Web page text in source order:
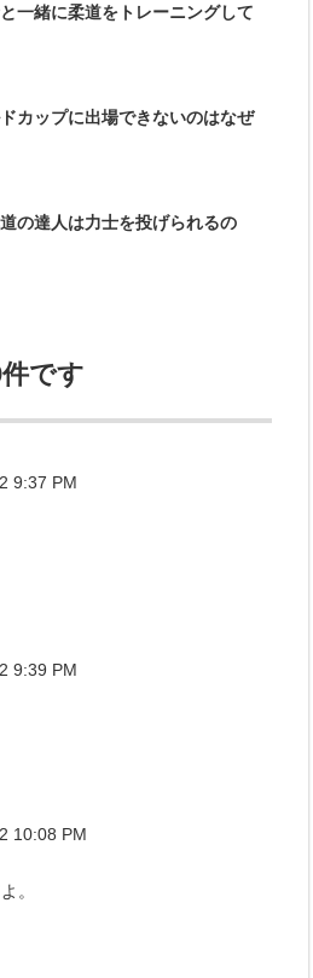
一緒に柔道をトレーニングして
カップに出場できないのはなぜ
の達人は力士を投げられるの
です
9:37 PM
9:39 PM
10:08 PM
。